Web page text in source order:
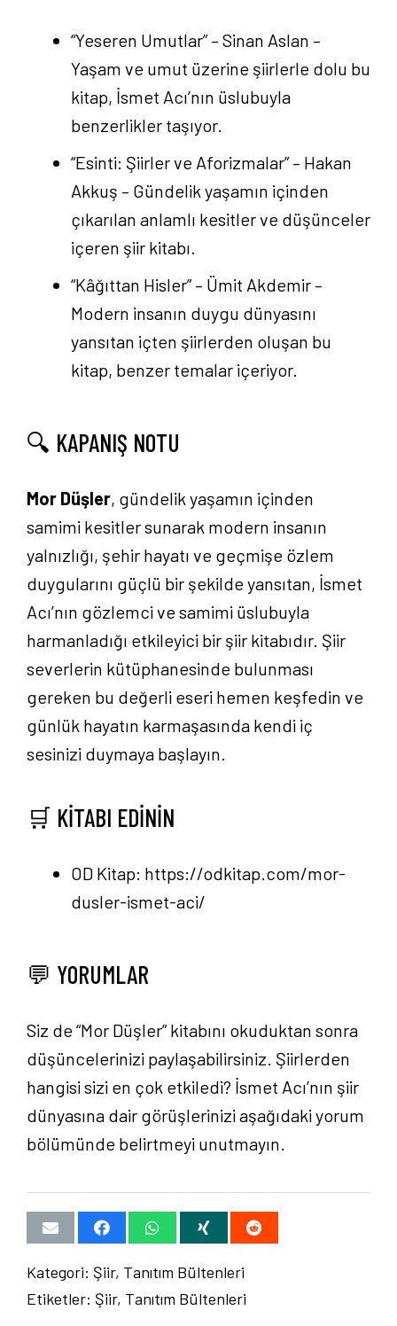
“Yeseren Umutlar” – Sinan Aslan –
Yaşam ve umut üzerine şiirlerle dolu bu
kitap, İsmet Acı’nın üslubuyla
benzerlikler taşıyor.
“Esinti: Şiirler ve Aforizmalar” – Hakan
Akkuş – Gündelik yaşamın içinden
çıkarılan anlamlı kesitler ve düşünceler
içeren şiir kitabı.
“Kâğıttan Hisler” – Ümit Akdemir –
Modern insanın duygu dünyasını
yansıtan içten şiirlerden oluşan bu
kitap, benzer temalar içeriyor.
🔍 KAPANIŞ NOTU
Mor Düşler, gündelik yaşamın içinden
samimi kesitler sunarak modern insanın
yalnızlığı, şehir hayatı ve geçmişe özlem
duygularını güçlü bir şekilde yansıtan, İsmet
Acı’nın gözlemci ve samimi üslubuyla
harmanladığı etkileyici bir şiir kitabıdır. Şiir
severlerin kütüphanesinde bulunması
gereken bu değerli eseri hemen keşfedin ve
günlük hayatın karmaşasında kendi iç
sesinizi duymaya başlayın.
🛒 KİTABI EDİNİN
OD Kitap: https://odkitap.com/mor-
dusler-ismet-aci/
💬 YORUMLAR
Siz de “Mor Düşler” kitabını okuduktan sonra
düşüncelerinizi paylaşabilirsiniz. Şiirlerden
hangisi sizi en çok etkiledi? İsmet Acı’nın şiir
dünyasına dair görüşlerinizi aşağıdaki yorum
bölümünde belirtmeyi unutmayın.
Kategori: Şiir, Tanıtım Bültenleri
Etiketler: Şiir, Tanıtım Bültenleri